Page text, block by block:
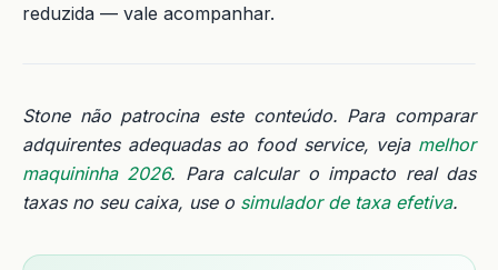
reduzida — vale acompanhar.
Stone não patrocina este conteúdo. Para comparar
adquirentes adequadas ao food service, veja melhor
maquininha 2026. Para calcular o impacto real das
taxas no seu caixa, use o simulador de taxa efetiva.